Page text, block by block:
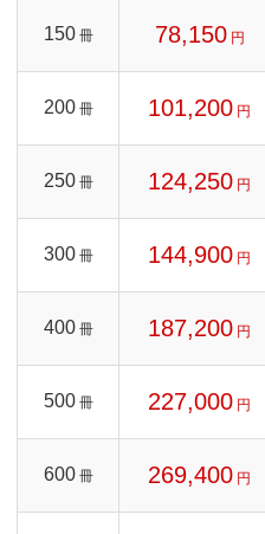
150 冊 78,150 円
200 冊 101,200 円
250 冊 124,250 円
300 冊 144,900 円
400 冊 187,200 円
500 冊 227,000 円
600 冊 269,400 円